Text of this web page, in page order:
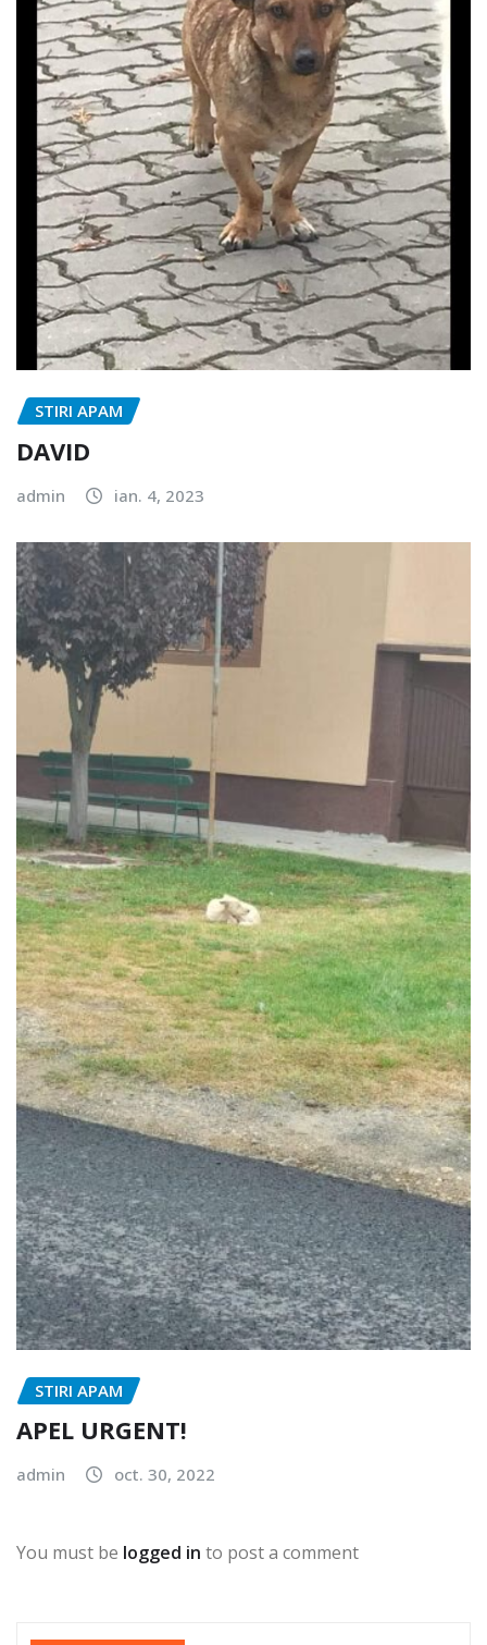
STIRI APAM
DAVID
admin ian. 4, 2023
STIRI APAM
APEL URGENT!
admin oct. 30, 2022
You must be logged in to post a comment